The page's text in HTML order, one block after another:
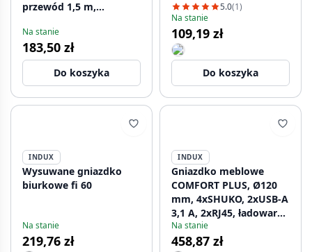
przewód 1,5 m,
Na stanie
183,50 zł
Do koszyka
5.0(1)
Na stanie
109,19 zł
Do koszyka
INDUX
Wysuwane gniazdko
biurkowe fi 60
Na stanie
219,76 zł
INDUX
Gniazdko meblowe
COMFORT PLUS, Ø120
mm, 4xSHUKO, 2xUSB-A
3,1 A, 2xRJ45, ładowarka
indukcyjna 5 W, kabel
1,5 m, białe
Na stanie
458,87 zł